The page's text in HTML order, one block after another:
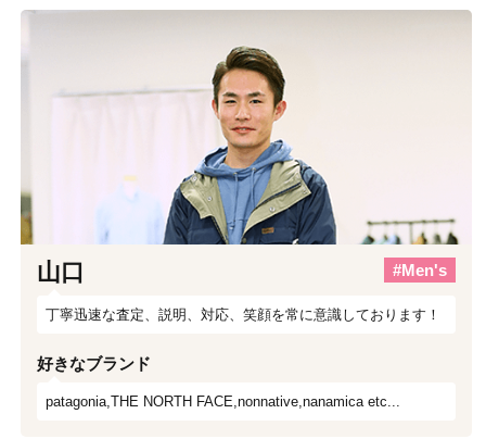
山口 #Men's
丁寧迅速な査定、説明、対応、笑顔を常に意識しております！
好きなブランド
patagonia,THE NORTH FACE,nonnative,nanamica etc...